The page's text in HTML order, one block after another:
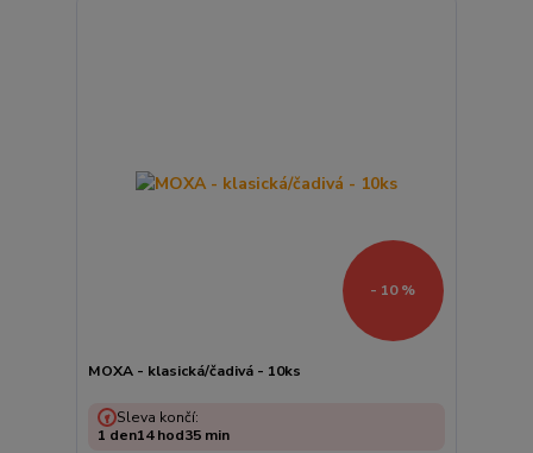
- 10 %
MOXA - klasická/čadivá - 10ks
Sleva končí:
1 den14hod35 min